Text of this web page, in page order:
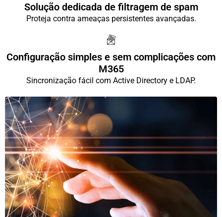
Solução dedicada de filtragem de spam
Proteja contra ameaças persistentes avançadas.
Configuração simples e sem complicações com
M365
Sincronização fácil com Active Directory e LDAP.